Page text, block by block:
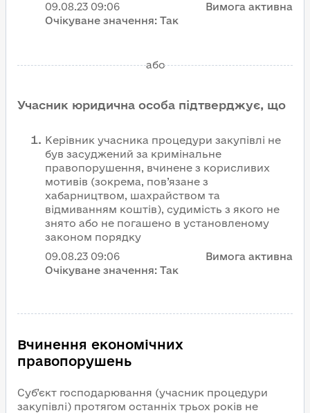
09.08.23 09:06
Вимога активна
Очікуване значення: Так
або
Учасник юридична особа підтверджує, що
Керівник учасника процедури закупівлі не
був засуджений за кримінальне
правопорушення, вчинене з корисливих
мотивів (зокрема, пов’язане з
хабарництвом, шахрайством та
відмиванням коштів), судимість з якого не
знято або не погашено в установленому
законом порядку
09.08.23 09:06
Вимога активна
Очікуване значення: Так
Вчинення економічних
правопорушень
Суб’єкт господарювання (учасник процедури
закупівлі) протягом останніх трьох років не